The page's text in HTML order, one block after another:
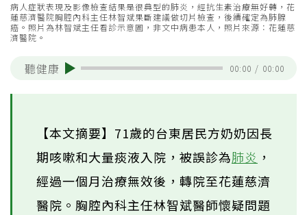
病人症狀表現及影像檢查結果是很典型的肺炎，經抗生素治療無好轉，花
蓮慈濟醫院胸腔內科主任林智斌果斷建議做切片檢查，後續確定為肺腺
癌。照片為林智斌主任看診示意圖，非文中病患本人，照片來源：花蓮慈
濟醫院。
聽健康 00:00 / 00:00
【本文摘要】71歲的台東居民方奶奶因長
期咳嗽和大量痰液入院，被誤診為肺炎 ，
經過一個月治療無效後，轉院至花蓮慈濟
醫院。胸腔內科主任林智斌醫師懷疑問題